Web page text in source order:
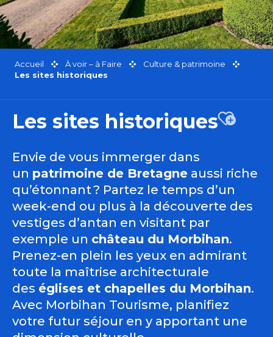
Accueil À voir – à Faire
Culture & patrimoine
Les sites historiques
Les sites historiques
Envie de vous immerger dans
un patrimoine de Bretagne aussi riche
qu’étonnant ? Partez le temps d’un
week-end ou plus à la découverte des
vestiges d’antan en visitant par
exemple un château du Morbihan.
Prenez-en plein les yeux en admirant
toute la maîtrise architecturale
des églises et chapelles du Morbihan.
Avec Morbihan Tourisme, planifiez
votre futur séjour en y apportant une